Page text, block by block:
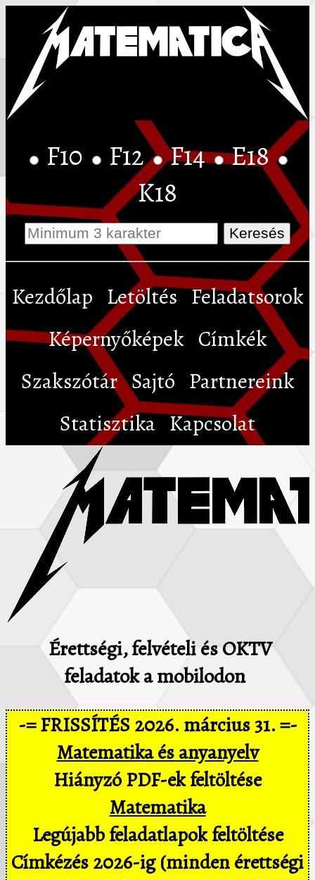
F10 F12 F14 E18
K18
Kezdőlap Letöltés Feladatsorok
Képernyőképek Címkék
Szakszótár Sajtó Partnereink
Statisztika Kapcsolat
Érettségi, felvételi és OKTV
feladatok a mobilodon
-= FRISSÍTÉS 2026. március 31. =-
Matematika és anyanyelv
Hiányzó PDF-ek feltöltése
Matematika
Legújabb feladatlapok feltöltése
Címkézés 2026-ig (minden érettségi